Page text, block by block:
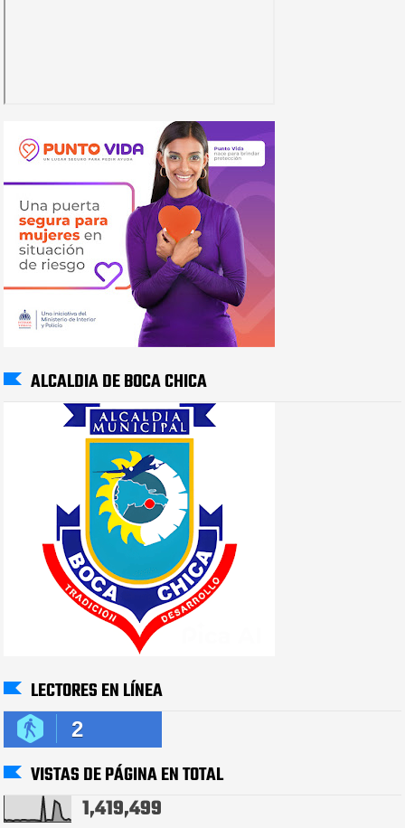
ALCALDIA DE BOCA CHICA
LECTORES EN LÍNEA
2
VISTAS DE PÁGINA EN TOTAL
1,419,499